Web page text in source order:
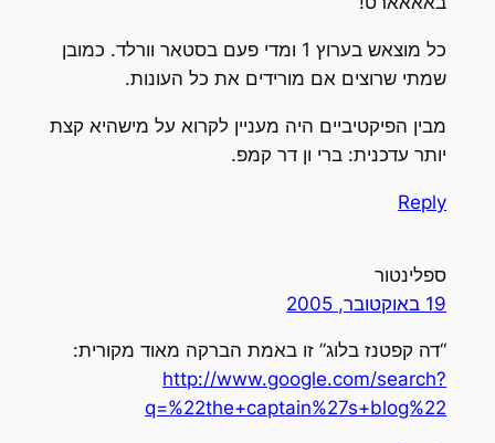
כל מוצאש בערוץ 1 ומדי פעם בסטאר וורלד. כמובן
שמתי שרוצים אם מורידים את כל העונות.
מבין הפיקטיביים היה מעניין לקרוא על מישהיא קצת
יותר עדכנית: ברי ון דר קמפ.
Reply
ספלינטור
19 באוקטובר, 2005
“דה קפטנז בלוג” זו באמת הברקה מאוד מקורית:
http://www.google.com/search?
q=%22the+captain%27s+blog%22